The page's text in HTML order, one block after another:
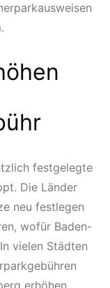
festgelegte
Die Länder
neu festlegen
wofür Baden-
vielen Städten